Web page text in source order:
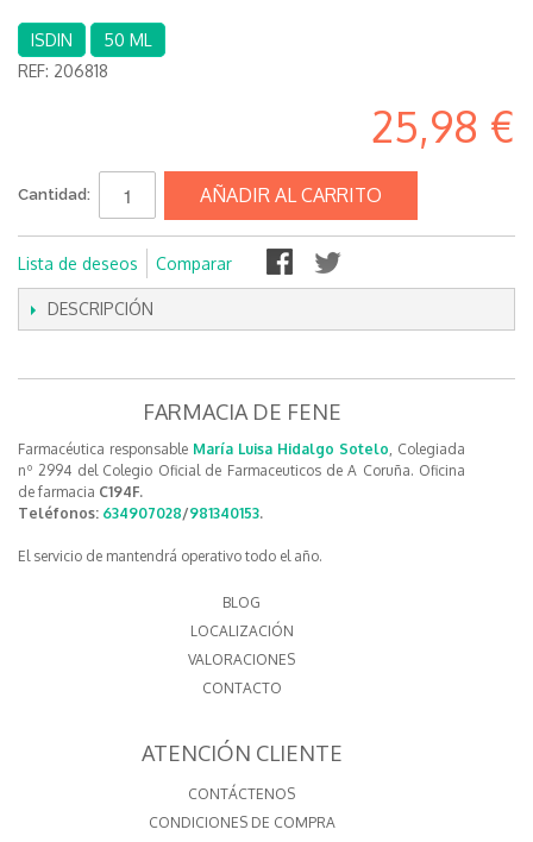
ISDIN
50 ML
REF: 206818
25,98 €
Cantidad: AÑADIR AL CARRITO
Lista de deseos Comparar
DESCRIPCIÓN
FARMACIA DE FENE
Farmacéutica responsable María Luisa Hidalgo Sotelo, Colegiada
nº 2994 del Colegio Oficial de Farmaceuticos de A Coruña. Oficina
de farmacia C194F.
Teléfonos: 634907028/981340153.
El servicio de mantendrá operativo todo el año.
BLOG
LOCALIZACIÓN
VALORACIONES
CONTACTO
ATENCIÓN CLIENTE
CONTÁCTENOS
CONDICIONES DE COMPRA